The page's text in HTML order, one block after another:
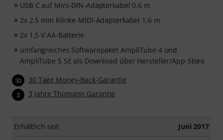
USB C auf Mini-DIN-Adapterkabel 0,6 m
2x 2.5 mm Klinke-MIDI-Adapterkabel 1,6 m
2x 1,5 V AA-Batterie
umfangreiches Softwarepaket AmpliTube 4 und
AmpliTube 5 SE als Download über Hersteller/App-Store
30 30 Tage Money-Back-Garantie
3 3 Jahre Thomann Garantie
Erhältlich seit Juni 2017